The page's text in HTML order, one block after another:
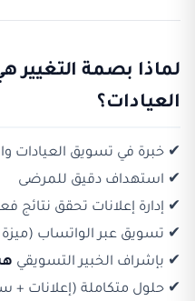
لماذا بصمة التغيير
العيادات؟
✔ خبرة في تسويق العيادات
✔ استهداف دقيق للمرضى
✔ إدارة إعلانات تحقق نتائج
✔ تسويق عبر الواتساب (ميزة
✔ بإشراف الخبير التسويقي
✔ حلول متكاملة (إعلانات +